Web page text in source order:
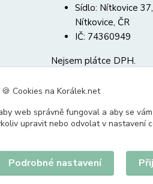
Sídlo: Nítkovice
Nítkovice, ČR
IČ: 74360949
Nejsem plátce DPH.
🍪 Cookies na Korálek.net
web správně fungoval a aby se
upravit nebo odvolat v nastavení
Podrobné nastavení